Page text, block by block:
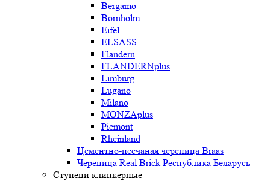
Bergamo
Bornholm
Eifel
ELSASS
Flandern
FLANDERNplus
Limburg
Lugano
Milano
MONZAplus
Piemont
Rheinland
Цементно-песчаная черепица Braas
Черепица Real Brick Республика Беларусь
Ступени клинкерные